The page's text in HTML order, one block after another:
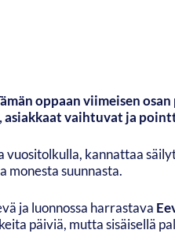
oppaan viimeisen
vaihtuvat ja
vuositolkulla, kannattaa
monesta suunnasta.
ja luonnossa harrastava
päiviä, mutta sisäisellä